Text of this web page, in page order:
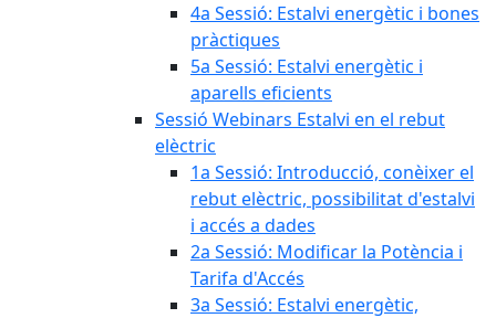
4a Sessió: Estalvi energètic i bones
pràctiques
5a Sessió: Estalvi energètic i
aparells eficients
Sessió Webinars Estalvi en el rebut
elèctric
1a Sessió: Introducció, conèixer el
rebut elèctric, possibilitat d'estalvi
i accés a dades
2a Sessió: Modificar la Potència i
Tarifa d'Accés
3a Sessió: Estalvi energètic,